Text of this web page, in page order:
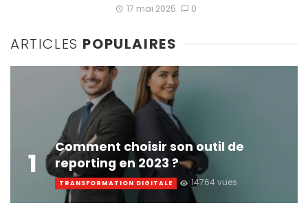
17 mai 2025 0
ARTICLES POPULAIRES
1
Comment choisir son outil de
reporting en 2023 ?
TRANSFORMATION DIGITALE 14764 vues